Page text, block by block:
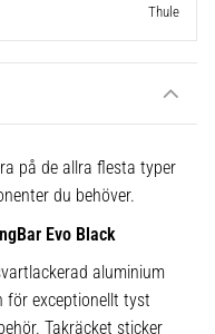
Thule
på de allra flesta typer
du behöver.
Evo Black
aluminium
för exceptionellt tyst
Takräcket sticker